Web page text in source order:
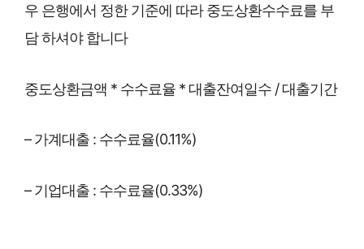
우 은행에서 정한 기준에 따라 중도상환수수료를 부
담 하셔야 합니다
중도상환금액 * 수수료율 * 대출잔여일수 / 대출기간
– 가계대출 : 수수료율(0.11%)
– 기업대출 : 수수료율(0.33%)